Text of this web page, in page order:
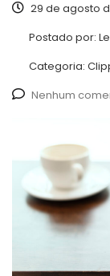
29 de agosto
Postado por:
Categoria:
Nenhum